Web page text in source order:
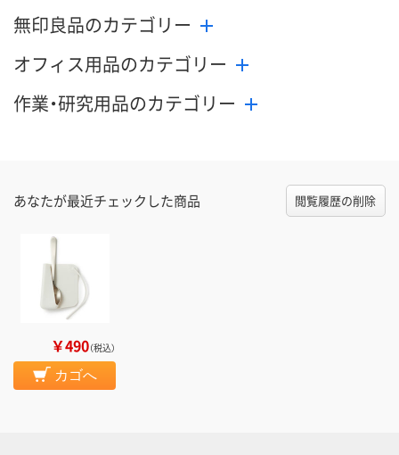
無印良品のカテゴリー
オフィス用品のカテゴリー
作業・研究用品のカテゴリー
あなたが最近チェックした商品 閲覧履歴の削除
￥490（税込）
カゴへ